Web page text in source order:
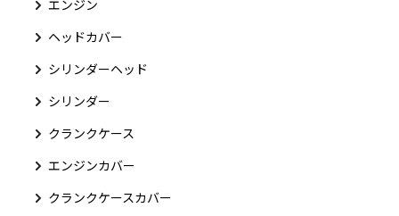
エンジン
ヘッドカバー
シリンダーヘッド
シリンダー
クランクケース
エンジンカバー
クランクケースカバー